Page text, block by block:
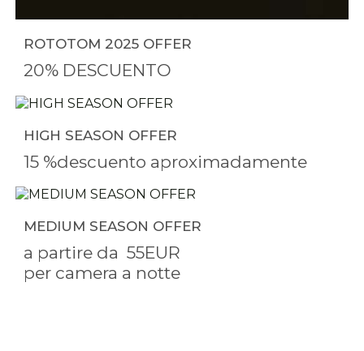
ROTOTOM 2025 OFFER
20% DESCUENTO
HIGH SEASON OFFER
15 %descuento aproximadamente
MEDIUM SEASON OFFER
a partire da 55EUR
per camera a notte